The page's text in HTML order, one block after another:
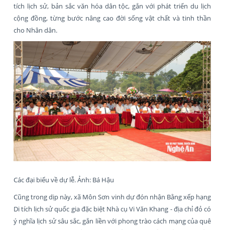
tích lịch sử, bản sắc văn hóa dân tộc, gắn với phát triển du lịch
cộng đồng, từng bước nâng cao đời sống vật chất và tinh thần
cho Nhân dân.
Các đại biểu về dự lễ. Ảnh: Bá Hậu
Cũng trong dịp này, xã Môn Sơn vinh dự đón nhận Bằng xếp hạng
Di tích lịch sử quốc gia đặc biệt Nhà cụ Vi Văn Khang - địa chỉ đỏ có
ý nghĩa lịch sử sâu sắc, gắn liền với phong trào cách mạng của quê